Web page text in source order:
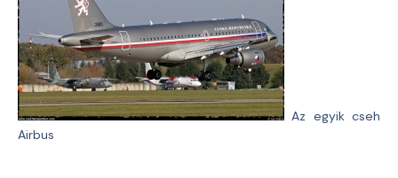
Az egyik cseh
Airbus